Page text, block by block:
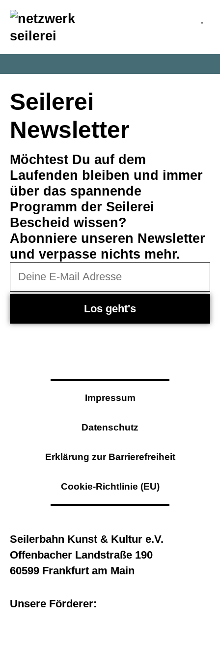
springen
Seilerei
Newsletter
Möchtest Du auf dem
Laufenden bleiben und immer
über das spannende
Programm der Seilerei
Bescheid wissen?
Abonniere unseren Newsletter
und verpasse nichts mehr.
Los geht's
Impressum
Datenschutz
Erklärung zur Barrierefreiheit
Cookie-Richtlinie (EU)
Seilerbahn Kunst & Kultur e.V.
Offenbacher Landstraße 190
60599 Frankfurt am Main
Unsere Förderer: